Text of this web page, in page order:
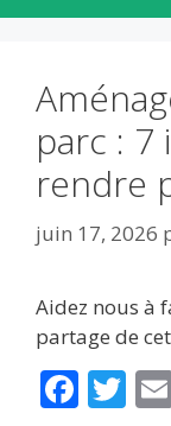
parc : 7
rendre
juin 17, 2026
Aidez nous à
partage de
F T